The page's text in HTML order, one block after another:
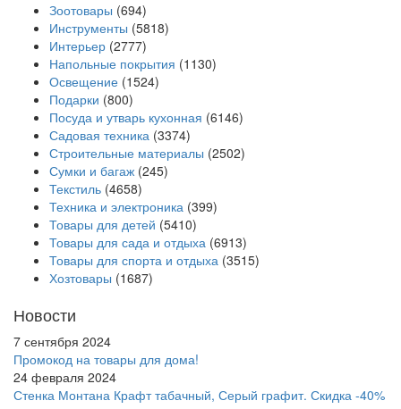
Зоотовары (694)
Инструменты (5818)
Интерьер (2777)
Напольные покрытия (1130)
Освещение (1524)
Подарки (800)
Посуда и утварь кухонная (6146)
Садовая техника (3374)
Строительные материалы (2502)
Сумки и багаж (245)
Текстиль (4658)
Техника и электроника (399)
Товары для детей (5410)
Товары для сада и отдыха (6913)
Товары для спорта и отдыха (3515)
Хозтовары (1687)
Новости
7 сентября 2024
Промокод на товары для дома!
24 февраля 2024
Стенка Монтана Крафт табачный, Серый графит. Скидка -40%